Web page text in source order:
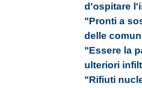
d'ospitare
"Pronti a
delle
"Essere la
ulteriori
"Rifiuti